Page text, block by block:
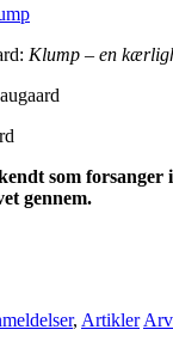
Klump – en
som forsanger
gennem.
, Artikler